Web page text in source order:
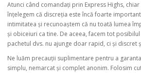
Atunci când comandați prin Express Highs, chiar
înțelegem că discreția este încă foarte
intimitatea și recunoaștem că nu toată lumea
și obiceiuri ca tine. De aceea, facem tot
pachetul dvs. nu ajunge doar rapid, ci și discret
Ne luăm precauții suplimentare pentru a
simplu, nemarcat și complet anonim. Folosim